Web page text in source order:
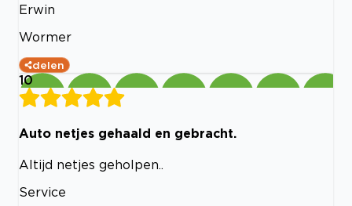
Erwin
Wormer
delen
10
Auto netjes gehaald en gebracht.
Altijd netjes geholpen..
Service